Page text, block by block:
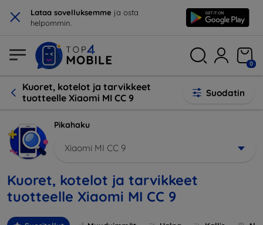
× Lataa sovelluksemme ja osta
helpommin.
0
Kuoret, kotelot ja tarvikkeet
tuotteelle Xiaomi MI CC 9
Suodatin
Pikahaku
Xiaomi MI CC 9
Kuoret, kotelot ja tarvikkeet
tuotteelle Xiaomi MI CC 9